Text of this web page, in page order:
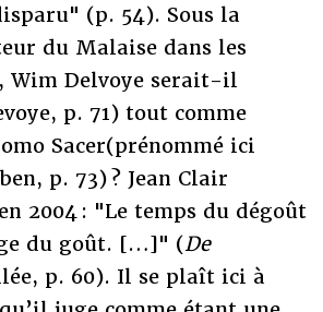
(p. 54). Sous la
du Malaise dans les
Wim Delvoye serait-il
p. 71) tout comme
Sacer(prénommé ici
p. 73) ? Jean Clair
2004 : "Le temps du dégoût
du goût. […]" (De
p. 60). Il se plaît ici à